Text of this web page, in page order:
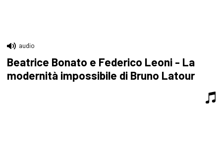
audio
Beatrice Bonato e Federico Leoni - La
modernità impossibile di Bruno Latour